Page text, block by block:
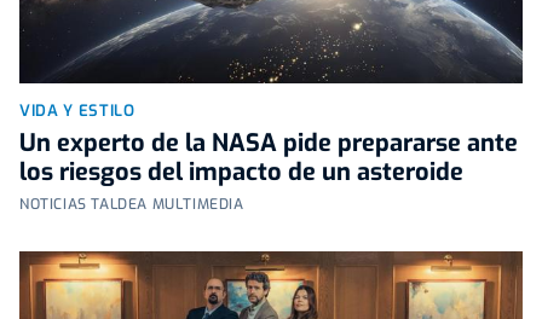
VIDA Y ESTILO
Un experto de la NASA pide prepararse ante
los riesgos del impacto de un asteroide
NOTICIAS TALDEA MULTIMEDIA